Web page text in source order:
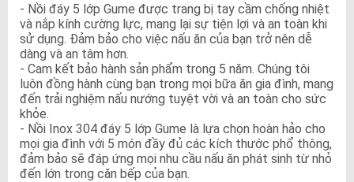
- Nồi đáy 5 lớp Gume được trang bị tay cầm chống nhiệt
và nắp kính cường lực, mang lại sự tiện lợi và an toàn khi
sử dụng. Đảm bảo cho việc nấu ăn của bạn trở nên dễ
dàng và an tâm hơn.
- Cam kết bảo hành sản phẩm trong 5 năm. Chúng tôi
luôn đồng hành cùng bạn trong mọi bữa ăn gia đình, mang
đến trải nghiệm nấu nướng tuyệt vời và an toàn cho sức
khỏe.
- Nồi Inox 304 đáy 5 lớp Gume là lựa chọn hoàn hảo cho
mọi gia đình với 5 món đầy đủ các kích thước phổ thông,
đảm bảo sẽ đáp ứng mọi nhu cầu nấu ăn phát sinh từ nhỏ
đến lớn trong căn bếp của bạn.